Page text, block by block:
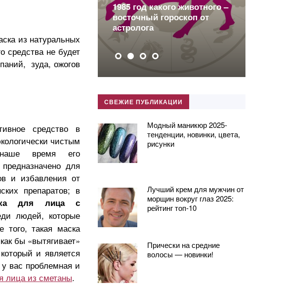
из натуральных
средства не будет
зуда, ожогов
средство в
чистым
время его
для
и избавления от
препаратов; в
для лица с
людей, которые
такая маска
бы «вытягивает»
и является
вас проблемная и
лица из сметаны.
1985 год какого животного –
восточный гороскоп от
астролога
СВЕЖИЕ ПУБЛИКАЦИИ
Модный маникюр 2025-
тенденции, новинки, цвета,
рисунки
Лучший крем для мужчин от
морщин вокруг глаз 2025:
рейтинг топ-10
Прически на средние
волосы — новинки!